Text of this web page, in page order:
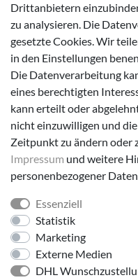
Versanddienstleister
Folge uns!
Drittanbietern
zu analysieren. Die
gesetzte Cookies. Wir
in den Einstellungen
Die Datenverarbeitung
eines berechtigten
kann erteilt oder
nicht einzuwilligen und
Zeitpunkt zu ändern oder
Impressum und weitere
personenbezogener
Essenziell
Statistik
Marketing
Externe Medien
DHL